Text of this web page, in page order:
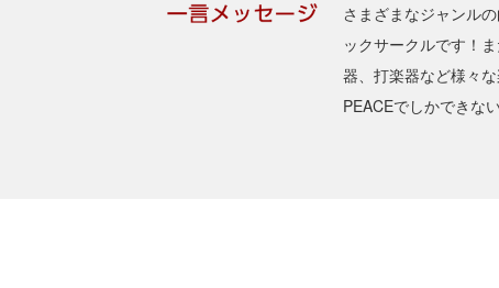
さまざまなジャンル
ックサークルです！
器、打楽器など様々
PEACEでしかできな